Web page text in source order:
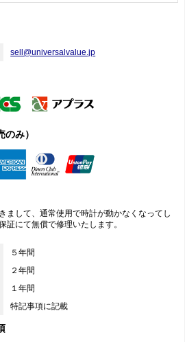
sell@universalvalue.jp
み）
まして、通常使用で時計が動かなくなってし
証にて無償で修理いたします。
５年間
２年間
１年間
特記事項に記載